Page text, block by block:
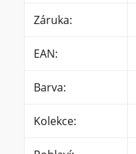
Záruka:
EAN:
Barva:
Kolekce: